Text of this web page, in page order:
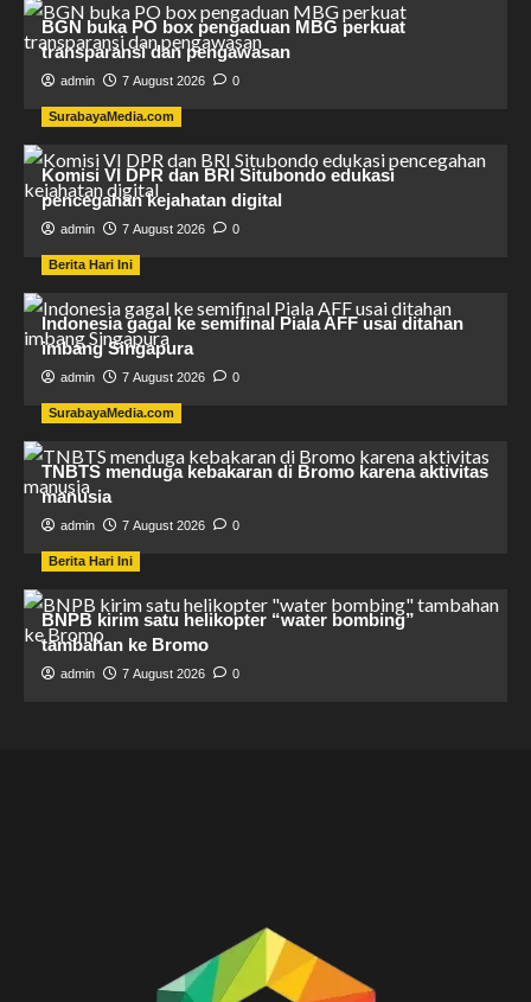
BGN buka PO box pengaduan MBG perkuat
transparansi dan pengawasan
admin 7 August 2026 0
SurabayaMedia.com
Komisi VI DPR dan BRI Situbondo edukasi
pencegahan kejahatan digital
admin 7 August 2026 0
Berita Hari Ini
Indonesia gagal ke semifinal Piala AFF usai ditahan
imbang Singapura
admin 7 August 2026 0
SurabayaMedia.com
TNBTS menduga kebakaran di Bromo karena aktivitas
manusia
admin 7 August 2026 0
Berita Hari Ini
BNPB kirim satu helikopter “water bombing”
tambahan ke Bromo
admin 7 August 2026 0